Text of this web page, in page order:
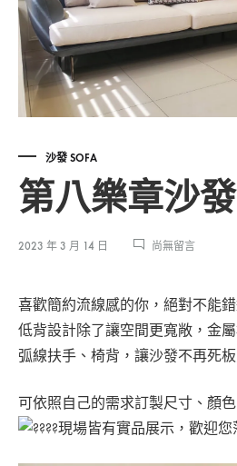
沙發 SOFA
第八樂章沙發
2023 年 3 月 14 日
在
樂
章
沙
發〉
尚無留言
喜歡簡約流線感的你，絕對不能
低背設計除了讓空間更寬敞，金
弧線扶手、椅背，讓沙發不再死
可依照自己的需求訂製尺寸、顏
現場皆有實品展示，歡迎您